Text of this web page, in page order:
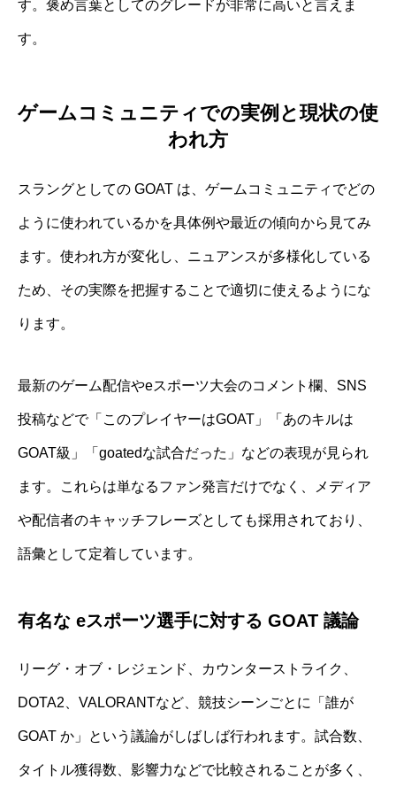
す。褒め言葉としてのグレードが非常に高いと言えま
す。
ゲームコミュニティでの実例と現状の使
われ方
スラングとしての GOAT は、ゲームコミュニティでどの
ように使われているかを具体例や最近の傾向から見てみ
ます。使われ方が変化し、ニュアンスが多様化している
ため、その実際を把握することで適切に使えるようにな
ります。
最新のゲーム配信やeスポーツ大会のコメント欄、SNS
投稿などで「このプレイヤーはGOAT」「あのキルは
GOAT級」「goatedな試合だった」などの表現が見られ
ます。これらは単なるファン発言だけでなく、メディア
や配信者のキャッチフレーズとしても採用されており、
語彙として定着しています。
有名な eスポーツ選手に対する GOAT 議論
リーグ・オブ・レジェンド、カウンターストライク、
DOTA2、VALORANTなど、競技シーンごとに「誰が
GOAT か」という議論がしばしば行われます。試合数、
タイトル獲得数、影響力などで比較されることが多く、